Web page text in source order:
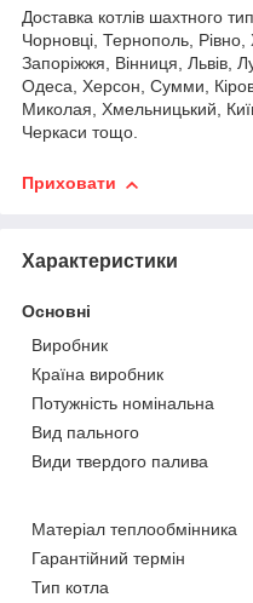
Доставка котлів шахтного
Чорновці, Тернополь,
Запоріжжя, Вінниця, Львів,
Одеса, Херсон, Сумми,
Миколая, Хмельницький,
Черкаси тощо.
Приховати
Характеристики
Основні
Виробник
Країна виробник
Потужність номінальна
Вид пального
Види твердого палива
Матеріал теплообмінника
Гарантійний термін
Тип котла